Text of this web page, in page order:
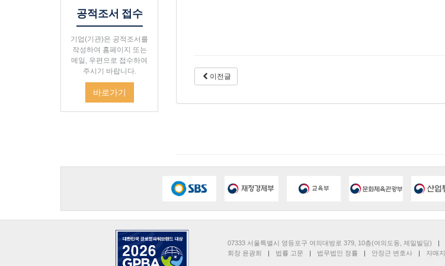
공적조서 접수
기업(기관)은 공적조서를
작성하여 홈페이지 또는
메일, 우편으로 접수하여
주시기 바랍니다.
바로가기
이전글
07333 서울특별시 영등포구 여의대방로 379, 10층(여의도동, 제일빌딩) |
회장 윤광희
| 법률 고문 | 법무법인 정률 | 안장근 변호사 | 자매지